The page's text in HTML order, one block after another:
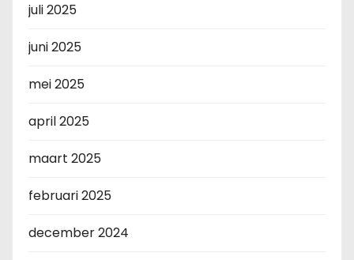
juli 2025
juni 2025
mei 2025
april 2025
maart 2025
februari 2025
december 2024